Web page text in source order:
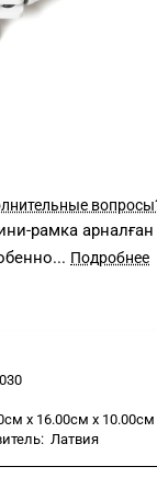
рамка
x 16.00см x 10.00см
Латвия